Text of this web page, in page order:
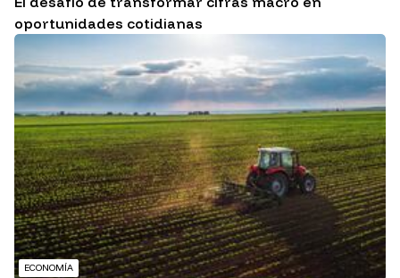
oportunidades cotidianas
ECONOMÍA